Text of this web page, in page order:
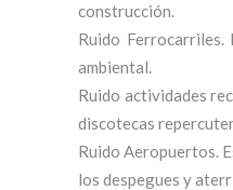
construcción.
Ruido
ambiental.
Ruido actividades
discotecas
Ruido Aeropuertos.
los despegues y